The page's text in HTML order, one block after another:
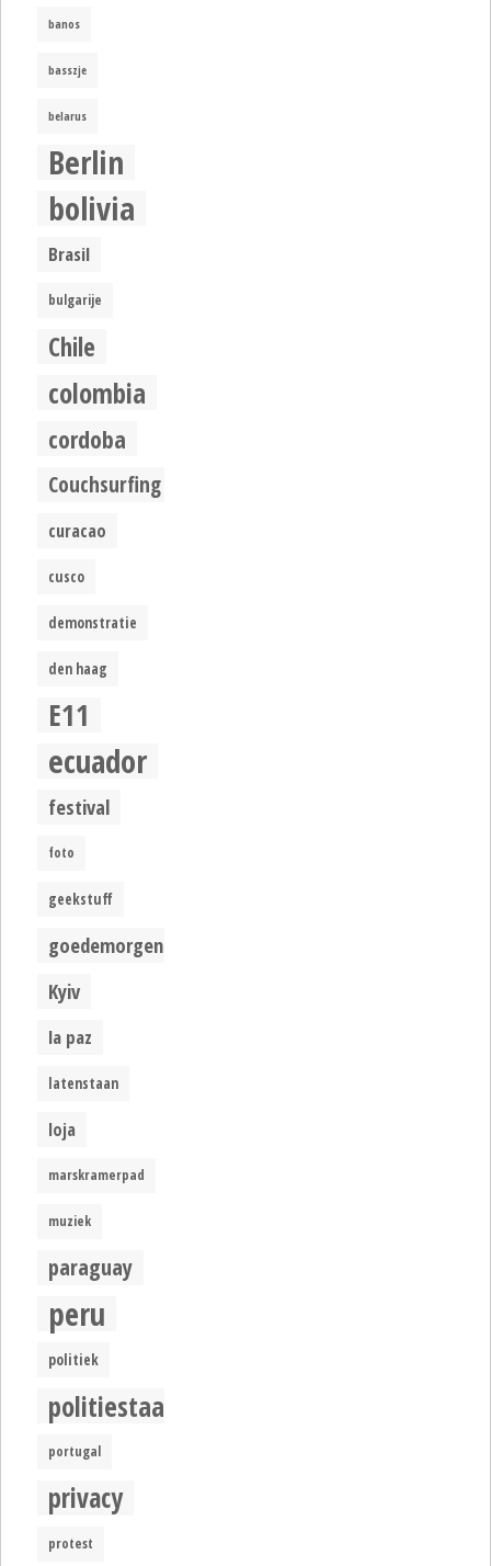
banos
basszje
belarus
Berlin
bolivia
Brasil
bulgarije
Chile
colombia
cordoba
Couchsurfing
curacao
cusco
demonstratie
den haag
E11
ecuador
festival
foto
geekstuff
goedemorgen
Kyiv
la paz
latenstaan
loja
marskramerpad
muziek
paraguay
peru
politiek
politiestaat
portugal
privacy
protest